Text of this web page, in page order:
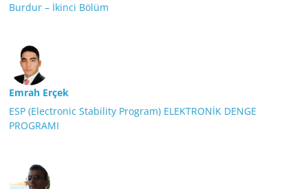
Burdur – İkinci Bölüm
Emrah Erçek
ESP (Electronic Stability Program) ELEKTRONİK DENGE
PROGRAMI